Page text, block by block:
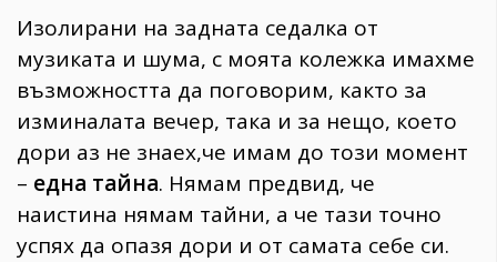
Изолирани на задната седалка от
музиката и шума, с моята колежка имахме
възможността да поговорим, както за
изминалата вечер, така и за нещо, което
дори аз не знаех,че имам до този момент
– една тайна. Нямам предвид, че
наистина нямам тайни, а че тази точно
успях да опазя дори и от самата себе си.